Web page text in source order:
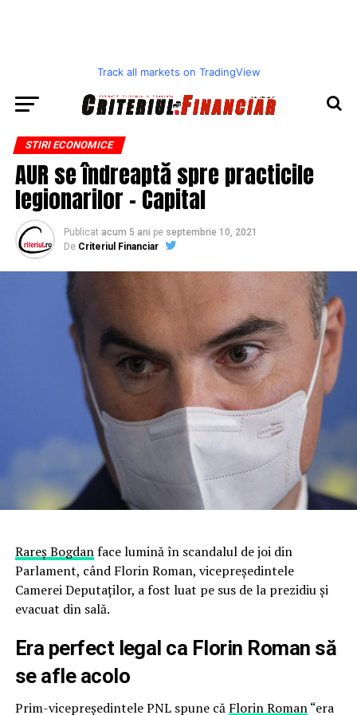
Track all markets on TradingView
STIRI ECONOMICE
AUR se îndreaptă spre practicile
legionarilor – Capital
Publicat acum 5 ani pe septembrie 10, 2021
De Criteriul Financiar
Rareş Bogdanface lumină în scandalul de joi din
Parlament, când Florin Roman, vicepreşedintele
Camerei Deputaţilor, a fost luat pe sus de la prezidiu şi
evacuat din sală.
Era perfect legal ca Florin Roman să
se afle acolo
Prim-vicepreşedintele PNL spune că Florin Roman“era